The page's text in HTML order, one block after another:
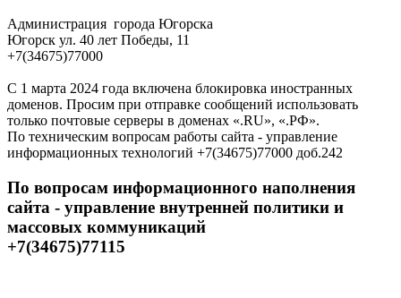
Администрация города Югорска
Югорск ул. 40 лет Победы, 11
+7(34675)77000
С 1 марта 2024 года включена блокировка иностранных
доменов. Просим при отправке сообщений использовать
только почтовые серверы в доменах «.RU», «.РФ».
По техническим вопросам работы сайта - управление
информационных технологий +7(34675)77000 доб.242
По вопросам информационного наполнения
сайта - управление внутренней политики и
массовых коммуникаций
+7(34675)77115